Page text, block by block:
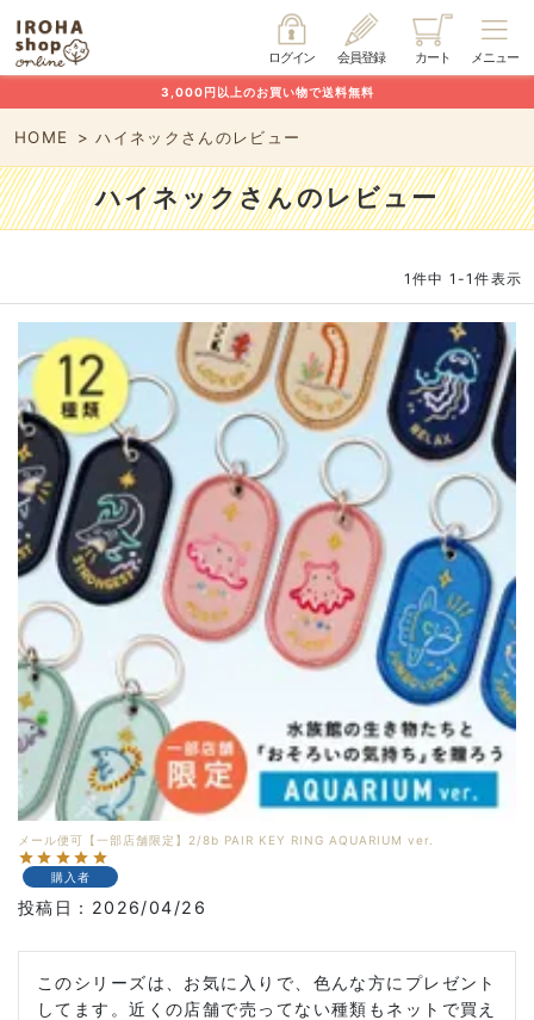
メニュー
カート
会員登録
ログイン
3,000円以上のお買い物で送料無料
HOME ハイネックさんのレビュー
ハイネックさんのレビュー
1件中 1 -1件表示
メール便可【一部店舗限定】2/8b PAIR KEY RING AQUARIUM ver.
購入者
投稿日 2026/04/26
このシリーズは、お気に入りで、色んな方にプレゼント
してます。近くの店舗で売ってない種類もネットで買え